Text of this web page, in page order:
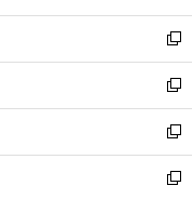
開
く
ン
ド
ウ
で
開
く
ウ
ィ
ン
ド
ウ
で
開
く
し
い
ウ
ィ
ン
ド
ウ
で
新
し
い
ウ
ィ
ン
ド
新
し
い
ウ
ィ
新
し
い
新